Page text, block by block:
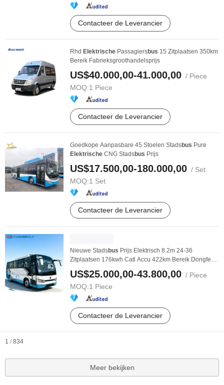
Contacteer de Leverancier
Rhd Elektrische Passagiersbus 15 Zitplaatsen 350km
Bereik Fabrieksgroothandelsprijs
US$40.000,00-41.000,00 / Piece
MOQ:1 Piece
Contacteer de Leverancier
Goedkope Aanpasbare 45 Stoelen Stadsbus Pure
Elektrische CNG Stadsbus Prijs
US$17.500,00-180.000,00 / Set
MOQ:1 Set
Contacteer de Leverancier
Nieuwe Stadsbus Prijs Elektrisch 8.2m 24-36
Zitplaatsen 176kwh Catl Accu 422km Bereik Dongfeng
Lage ...
US$25.000,00-43.800,00 / Piece
MOQ:1 Piece
Contacteer de Leverancier
1 / 834
Meer bekijken